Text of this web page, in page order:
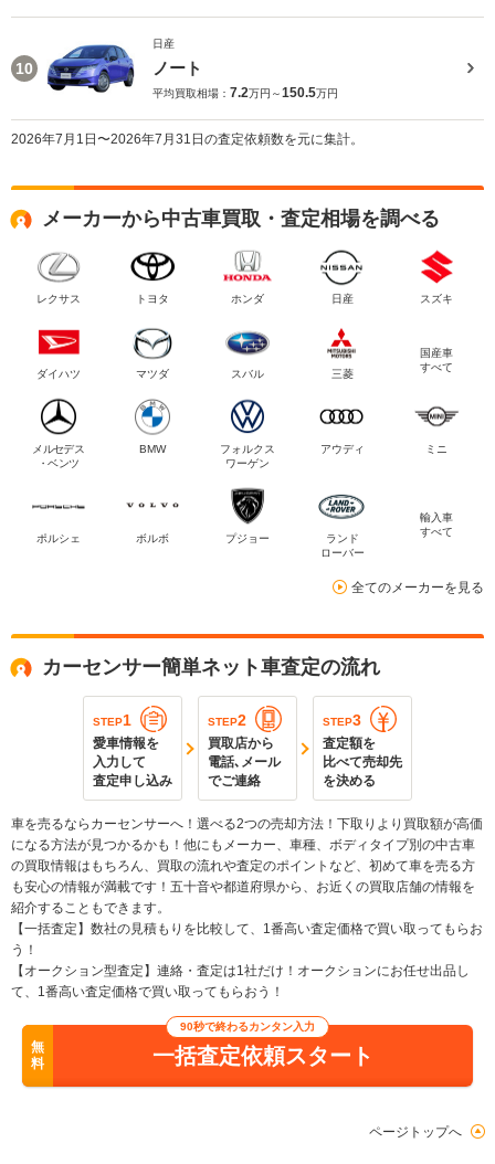
10
日産
ノート
平均買取相場： 7.2万円～150.5万円
2026年7月1日〜2026年7月31日の査定依頼数を元に集計。
メーカーから中古車買取・査定相場を調べる
レクサス トヨタ ホンダ 日産 スズキ
ダイハツ マツダ スバル 三菱
国産車
すべて
メルセデス
・ベンツ
BMW
フォルクス
ワーゲン
アウディ ミニ
ポルシェ ボルボ プジョー
ランド
ローバー
輸入車
すべて
全てのメーカーを見る
カーセンサー簡単ネット車査定の流れ
STEP1
愛車情報を
入力して
査定申し込み
STEP2
買取店から
電話､メール
でご連絡
STEP3
査定額を
比べて売却先
を決める
車を売るならカーセンサーへ！選べる2つの売却方法！下取りより買取額が高価
になる方法が見つかるかも！他にもメーカー、車種、ボディタイプ別の中古車
の買取情報はもちろん、買取の流れや査定のポイントなど、初めて車を売る方
も安心の情報が満載です！五十音や都道府県から、お近くの買取店舗の情報を
紹介することもできます。
【一括査定】数社の見積もりを比較して、1番高い査定価格で買い取ってもらお
う！
【オークション型査定】連絡・査定は1社だけ！オークションにお任せ出品し
て、1番高い査定価格で買い取ってもらおう！
無
料
90秒で終わるカンタン入力
一括査定依頼スタート
ページトップへ